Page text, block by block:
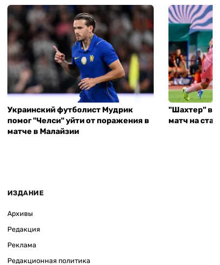
Украинский футболист Мудрик
помог "Челси" уйти от поражения в
матче в Малайзии
"Шахтер"
матч на
ИЗДАНИЕ
Архивы
Редакция
Реклама
Редакционная политика